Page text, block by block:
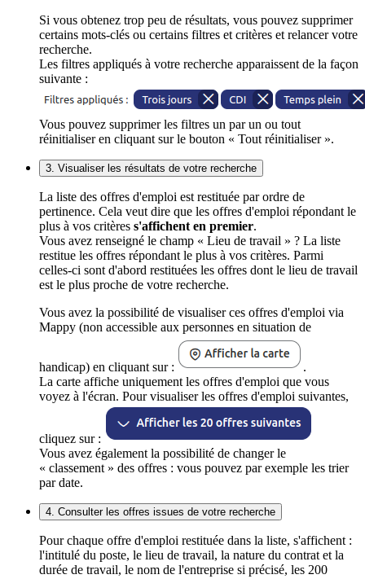
Si vous obtenez trop peu de résultats, vous pouvez supprimer
certains mots-clés ou certains filtres et critères et relancer votre
recherche.
Les filtres appliqués à votre recherche apparaissent de la façon
suivante :
Vous pouvez supprimer les filtres un par un ou tout
réinitialiser en cliquant sur le bouton « Tout réinitialiser ».
3. Visualiser les résultats de votre recherche
La liste des offres d'emploi est restituée par ordre de
pertinence. Cela veut dire que les offres d'emploi répondant le
plus à vos critères s'affichent en premier.
Vous avez renseigné le champ « Lieu de travail » ? La liste
restitue les offres répondant le plus à vos critères. Parmi
celles-ci sont d'abord restituées les offres dont le lieu de travail
est le plus proche de votre recherche.
Vous avez la possibilité de visualiser ces offres d'emploi via
Mappy (non accessible aux personnes en situation de
handicap) en cliquant sur :
.
La carte affiche uniquement les offres d'emploi que vous
voyez à l'écran. Pour visualiser les offres d'emploi suivantes,
cliquez sur :
Vous avez également la possibilité de changer le
« classement » des offres : vous pouvez par exemple les trier
par date.
4. Consulter les offres issues de votre recherche
Pour chaque offre d'emploi restituée dans la liste, s'affichent :
l'intitulé du poste, le lieu de travail, la nature du contrat et la
durée de travail, le nom de l'entreprise si précisé, les 200